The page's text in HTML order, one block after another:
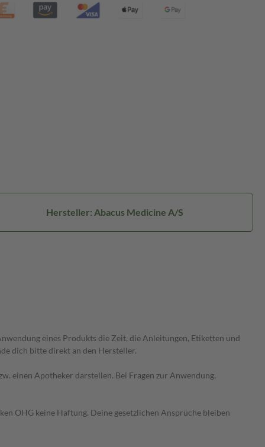
Hersteller: Abacus Medicine A/S
eines Produkts die Zeit, die Anleitungen, Etiketten und
dich bitte direkt an den Hersteller.
einen Apotheker darstellen. Bei Fragen zur Anwendung,
OHG keine Haftung. Deine gesetzlichen Ansprüche bleiben